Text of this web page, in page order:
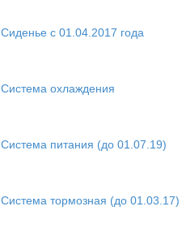
Сиденье с 01.04.2017 года
Система охлаждения
Система питания (до 01.07.19)
Система тормозная (до 01.03.17)